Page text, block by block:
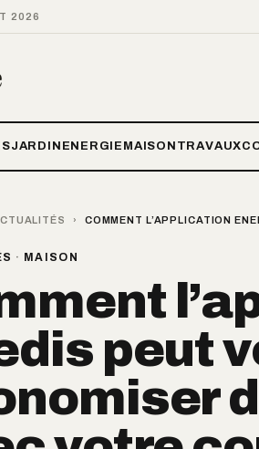
2026
JARDIN ENERGIE MAISON TRAVAUX
› COMMENT L’APPLICATION
· MAISON
peut